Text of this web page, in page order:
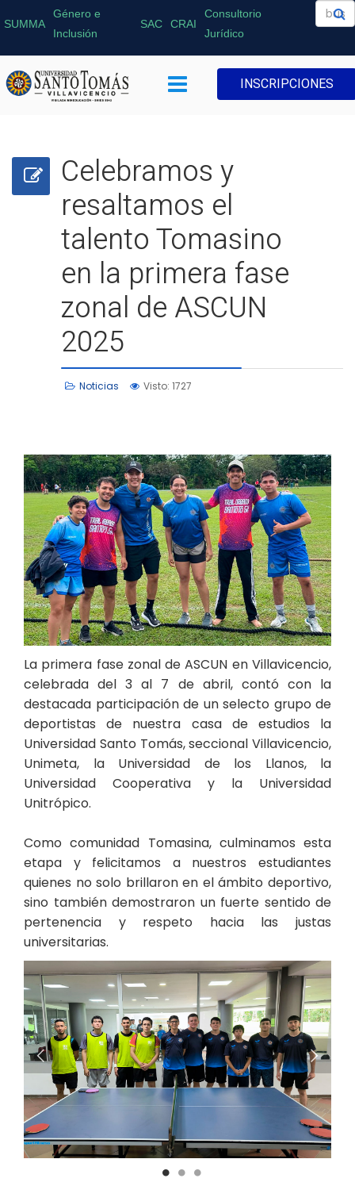
SUMMA
Género e
Inclusión
SAC CRAI
Consultorio
Jurídico
INSCRIPCIONES
Celebramos y
resaltamos el
talento Tomasino
en la primera fase
zonal de ASCUN
2025
Noticias Visto: 1727
La primera fase zonal de ASCUN en Villavicencio,
celebrada del 3 al 7 de abril, contó con la
destacada participación de un selecto grupo de
deportistas de nuestra casa de estudios la
Universidad Santo Tomás, seccional Villavicencio,
Unimeta, la Universidad de los Llanos, la
Universidad Cooperativa y la Universidad
Unitrópico.
Como comunidad Tomasina, culminamos esta
etapa y felicitamos a nuestros estudiantes
quienes no solo brillaron en el ámbito deportivo,
sino también demostraron un fuerte sentido de
pertenencia y respeto hacia las justas
universitarias.